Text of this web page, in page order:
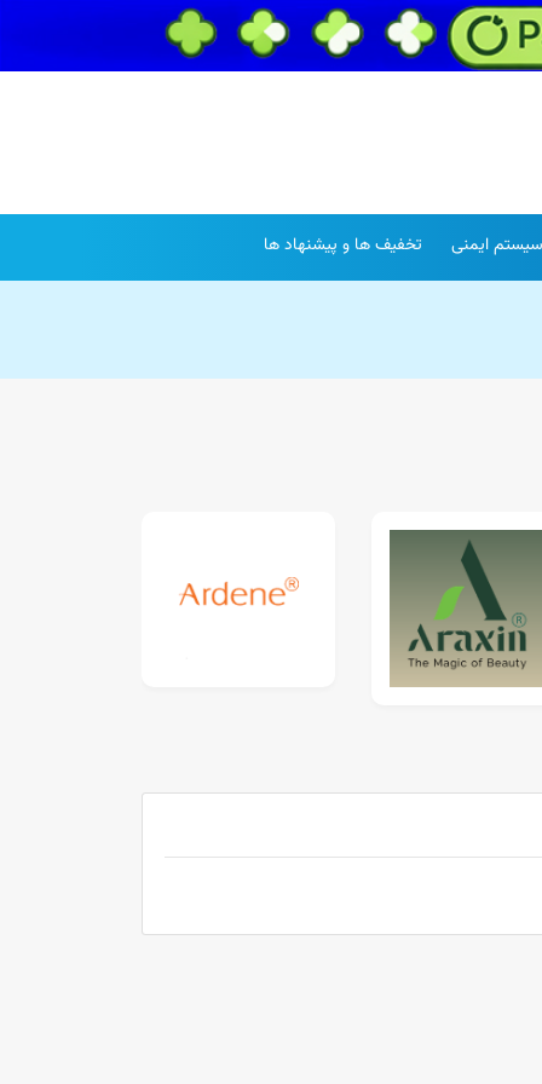
ایمنی تخفیف ها و پیشنهاد ها